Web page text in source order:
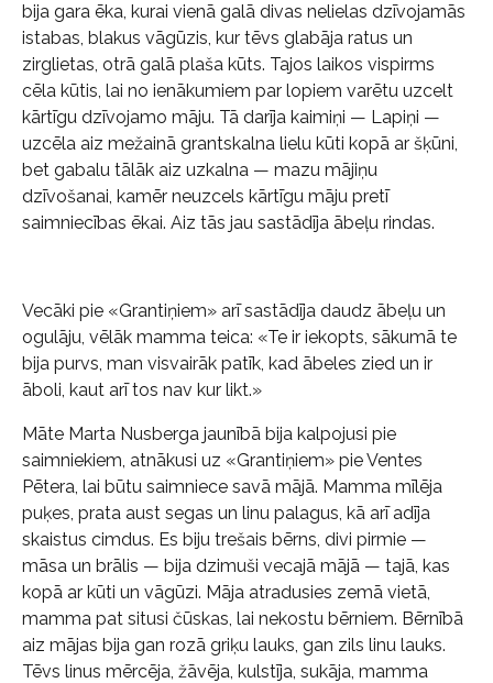
bija gara ēka, kurai vienā galā divas nelielas dzīvojamās
istabas, blakus vāgūzis, kur tēvs glabāja ratus un
zirglietas, otrā galā plaša kūts. Tajos laikos vispirms
cēla kūtis, lai no ienākumiem par lopiem varētu uzcelt
kārtīgu dzīvojamo māju. Tā darīja kaimiņi — Lapiņi —
uzcēla aiz mežainā grantskalna lielu kūti kopā ar šķūni,
bet gabalu tālāk aiz uzkalna — mazu mājiņu
dzīvošanai, kamēr neuzcels kārtīgu māju pretī
saimniecības ēkai. Aiz tās jau sastādīja ābeļu rindas.
Vecāki pie «Grantiņiem» arī sastādīja daudz ābeļu un
ogulāju, vēlāk mamma teica: «Te ir iekopts, sākumā te
bija purvs, man visvairāk patīk, kad ābeles zied un ir
āboli, kaut arī tos nav kur likt.»
Māte Marta Nusberga jaunībā bija kalpojusi pie
saimniekiem, atnākusi uz «Grantiņiem» pie Ventes
Pētera, lai būtu saimniece savā mājā. Mamma mīlēja
puķes, prata aust segas un linu palagus, kā arī adīja
skaistus cimdus. Es biju trešais bērns, divi pirmie —
māsa un brālis — bija dzimuši vecajā mājā — tajā, kas
kopā ar kūti un vāgūzi. Māja atradusies zemā vietā,
mamma pat situsi čūskas, lai nekostu bērniem. Bērnībā
aiz mājas bija gan rozā griķu lauks, gan zils linu lauks.
Tēvs linus mērcēja, žāvēja, kulstīja, sukāja, mamma